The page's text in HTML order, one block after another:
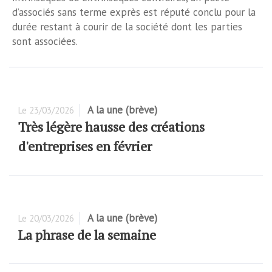
d’associés sans terme exprès est réputé conclu pour la
durée restant à courir de la société dont les parties
sont associées.
Le 23/03/2026 A la une (brève)
Très légère hausse des créations
d'entreprises en février
Le 20/03/2026 A la une (brève)
La phrase de la semaine